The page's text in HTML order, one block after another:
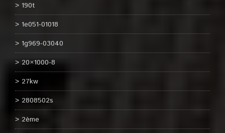
190t
1e051-01018
1g969-03040
20×1000-8
27kw
2808502s
2ème